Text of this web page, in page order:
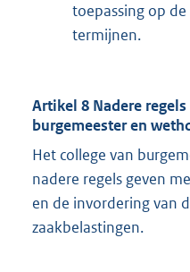
toepassing op
termijnen.
Artikel 8 Nadere
burgemeester en
Het college van
nadere regels geven
en de invordering van
zaakbelastingen.